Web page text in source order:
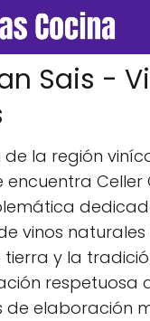
Sais -
de la región
encuentra Celler
vinos
y la
respetuosa
de elaboración